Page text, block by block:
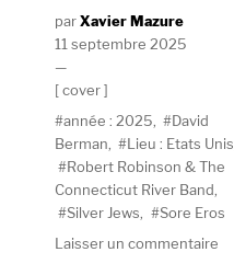
AuteurXavier Mazure
Publié
le
11 septembre 2025
Catégories
cover
Étiquettes
année : 2025
David
Berman
Lieu : Etats Unis
Robert Robinson & The
Connecticut River Band
Silver Jews
Sore Eros
Laisser un commentaire